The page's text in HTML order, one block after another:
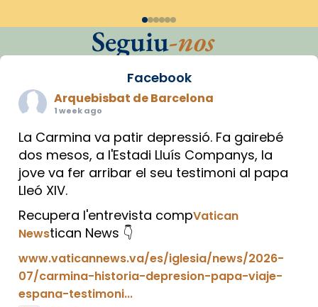
Seguiu-nos
Facebook
Arquebisbat de Barcelona
1 week ago
La Carmina va patir depressió. Fa gairebé
dos mesos, a l'Estadi Lluís Companys, la
jove va fer arribar el seu testimoni al papa
Lleó XIV.
Recupera l'entrevista compVatican
Newstican News 👇
www.vaticannews.va/es/iglesia/news/2026-
07/carmina-historia-depresion-papa-viaje-
espana-testimoni...